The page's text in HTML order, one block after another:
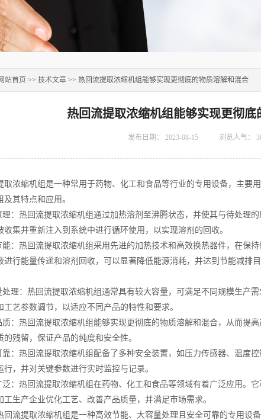
站首页 >> 技术文章 >> 热回流提取浓缩机组能够实现更彻底的物质溶解和混合
热回流提取浓缩机组能够实现更彻底
发布日期： 2023-08-15 浏览人气：
缩机组是一种常用于药物、化工和食品等行业的专用设备，主要
其特点和应用。
热回流提取浓缩机组通过加热溶剂至沸腾状态，并使其与待处理的
收集并重新注入到系统中进行循环使用，以实现溶剂的回收。
热回流提取浓缩机组采用先进的加热技术和高效换热器件，在保持
进行能量传递和溶剂回收，可以显著降低能源消耗，并达到节能减排目
：热回流提取浓缩机组通常具有较大容量，可满足不同规模生产需
工艺参数调节，以适应不同产品的特性和要求。
热回流提取浓缩机组能够实现更彻底的物质溶解和混合，从而提高
的残留，保证产品的纯度和安全性。
热回流提取浓缩机组配备了多种安全装置，如压力传感器、温度控
行，并对关键参数进行实时监控与记录。
热回流提取浓缩机组在药物、化工和食品等领域有着广泛应用。它
工生产企业优化工艺、改善产品质量，并满足市场需求。
提取浓缩机组是一种高效节能、大容量处理且安全可靠的专用设